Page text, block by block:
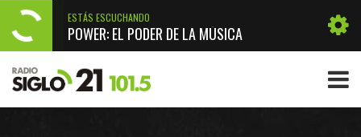
ESTÁS ESCUCHANDO
POWER: EL PODER DE LA MÚSICA